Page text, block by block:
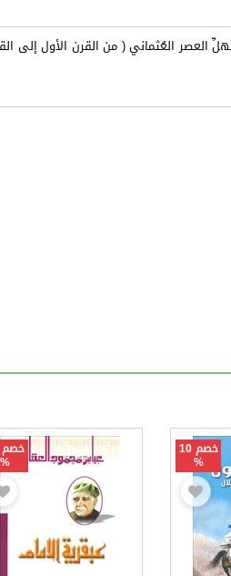
العُثماني ( من القرن الأول إلى
خصم 10
%
%